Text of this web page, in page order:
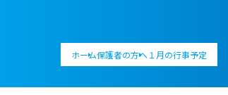
ホーム保護者の方へ１月の行事予定